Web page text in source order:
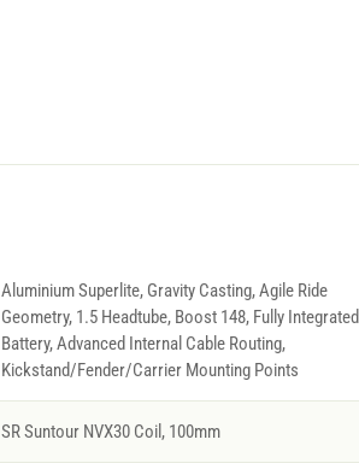
Aluminium Superlite, Gravity Casting, Agile Ride
Geometry, 1.5 Headtube, Boost 148, Fully Integrated
Battery, Advanced Internal Cable Routing,
Kickstand/Fender/Carrier Mounting Points
SR Suntour NVX30 Coil, 100mm